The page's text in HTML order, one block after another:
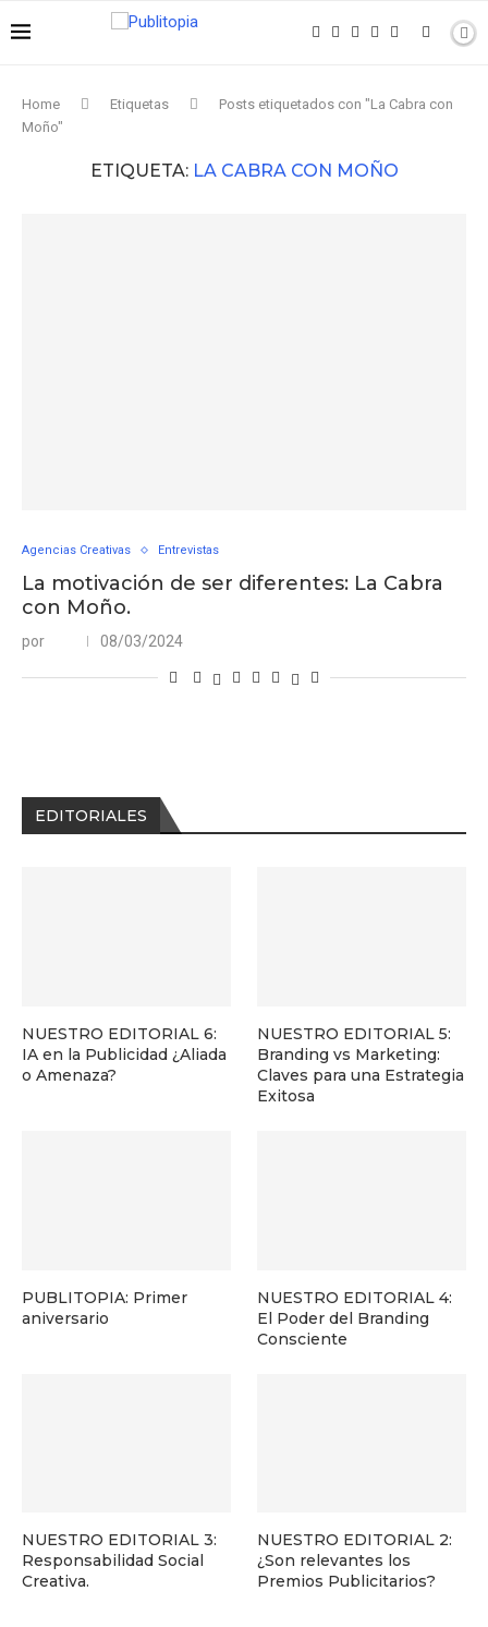
Home Etiquetas
Posts etiquetados con "La Cabra con
Moño"
ETIQUETA: LA CABRA CON MOÑO
Agencias Creativas Entrevistas
La motivación de ser diferentes: La Cabra
con Moño.
por 08/03/2024
EDITORIALES
NUESTRO EDITORIAL 6:
IA en la Publicidad ¿Aliada
o Amenaza?
NUESTRO EDITORIAL 5:
Branding vs Marketing:
Claves para una Estrategia
Exitosa
PUBLITOPIA: Primer
aniversario
NUESTRO EDITORIAL 4:
El Poder del Branding
Consciente
NUESTRO EDITORIAL 3:
Responsabilidad Social
Creativa.
NUESTRO EDITORIAL 2:
¿Son relevantes los
Premios Publicitarios?